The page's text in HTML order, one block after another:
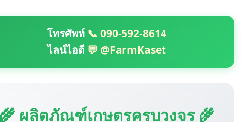
โทรศัพท์ 📞 090-592-8614
ไลน์ไอดี 💬 @FarmKaset
🌾 ผลิตภัณฑ์เกษตรครบวงจร 🌾